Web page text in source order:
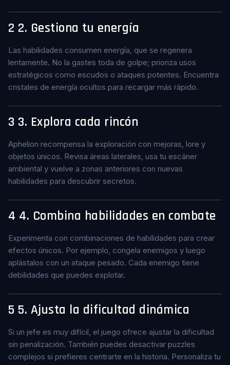
2 2. Gestiona tu energía
Las habilidades consumen energía, que se regenera
lentamente. No la gastes toda de golpe; prioriza usos
estratégicos como escudos o ataques potentes. Encuentra
cristales de energía ocultos para recargar más rápido.
3 3. Explora cada rincón
Aphelion recompensa la exploración con mejoras, lore y
objetos únicos. Revisa áreas laterales, usa tu escáner
ambiental y vuelve a zonas anteriores con nuevas
habilidades para descubrir secretos.
4 4. Combina habilidades en combate
Experimenta con combinaciones de habilidades para crear
efectos únicos. Por ejemplo, congela enemigos y luego
aplástalos con un ataque pesado. Cada enemigo tiene
debilidades que puedes explotar.
5 5. Ajusta la dificultad dinámica
Si un jefe es muy difícil, el juego ofrece ajustar la dificultad
sin penalización. También puedes desactivar puzzles
complejos si prefieres centrarte en la historia. Personaliza tu